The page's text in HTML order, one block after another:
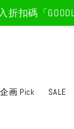
「GOODLIFE
企画 Pick SALE